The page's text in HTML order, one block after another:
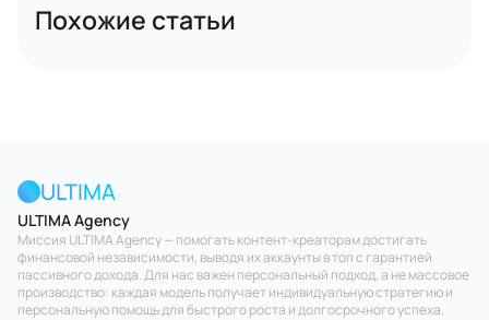
Похожие статьи
ULTIMA
ULTIMA Agency
Миссия ULTIMA Agency — помогать контент-креаторам достигать
финансовой независимости, выводя их аккаунты в топ с гарантией
пассивного дохода. Для нас важен персональный подход, а не массовое
производство: каждая модель получает индивидуальную стратегию и
персональную помощь для быстрого роста и долгосрочного успеха.